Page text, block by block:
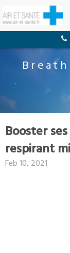
Booster
respirant
Feb 10, 2021